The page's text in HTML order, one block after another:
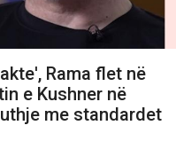
Rama flet në
e Kushner në
me standardet